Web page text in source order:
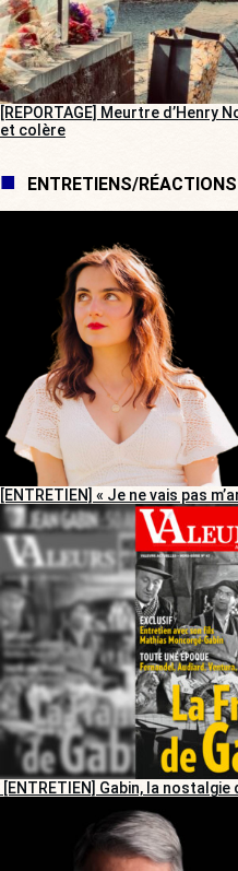
[REPORTAGE] Meurtre d’Henry
et colère
ENTRETIENS/RÉACTIONS
[ENTRETIEN] « Je ne vais pas
[ENTRETIEN] Gabin, la nostalgie